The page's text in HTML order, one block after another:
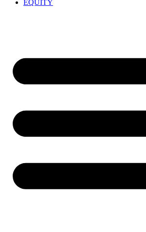
EQUITY